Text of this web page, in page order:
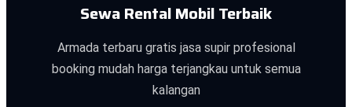
Sewa Rental Mobil Terbaik
Armada terbaru gratis jasa supir profesional
booking mudah harga terjangkau untuk semua
kalangan